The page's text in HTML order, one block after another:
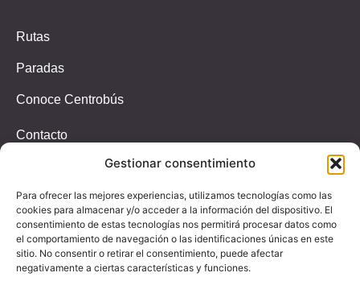
Gestionar consentimiento
Para ofrecer las mejores experiencias, utilizamos tecnologías como las
cookies para almacenar y/o acceder a la información del dispositivo. El
consentimiento de estas tecnologías nos permitirá procesar datos como
el comportamiento de navegación o las identificaciones únicas en este
sitio. No consentir o retirar el consentimiento, puede afectar
negativamente a ciertas características y funciones.
Rutas
Paradas
Conoce Centrobús
Contacto
(Solo whastapp)
Email
paradascentrobus@alsa.es